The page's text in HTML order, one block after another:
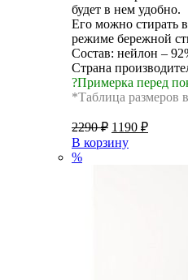
будет в нем удобно.
Его можно стирать
режиме бережной
Состав: нейлон –
Страна
?Примерка перед
*Таблица размеров
2290₽ 1190 ₽
В корзину
%